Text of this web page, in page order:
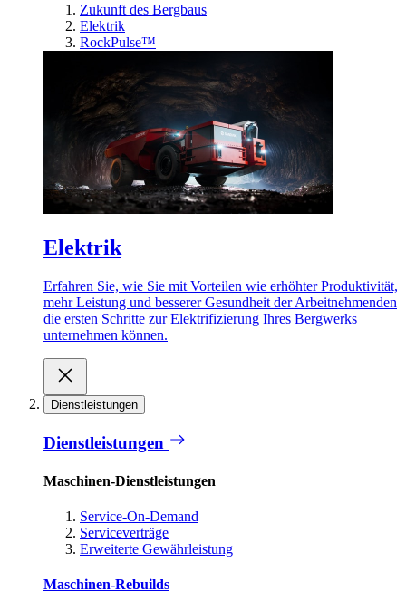
Zukunft des Bergbaus
Elektrik
RockPulse™
Elektrik
Erfahren Sie, wie Sie mit Vorteilen wie erhöhter Produktivität,
mehr Leistung und besserer Gesundheit der Arbeitnehmenden
die ersten Schritte zur Elektrifizierung Ihres Bergwerks
unternehmen können.
Dienstleistungen
Dienstleistungen
Maschinen-Dienstleistungen
Service-On-Demand
Serviceverträge
Erweiterte Gewährleistung
Maschinen-Rebuilds